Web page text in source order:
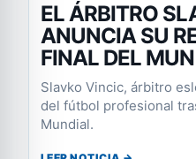
EL ÁRBITRO
ANUNCIA SU
FINAL DEL
Slavko Vincic, árbitro
del fútbol profesional
Mundial.